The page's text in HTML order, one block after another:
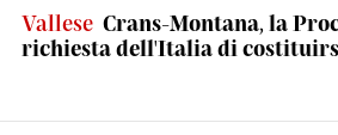
Vallese Crans-Montana, la
richiesta dell'Italia di